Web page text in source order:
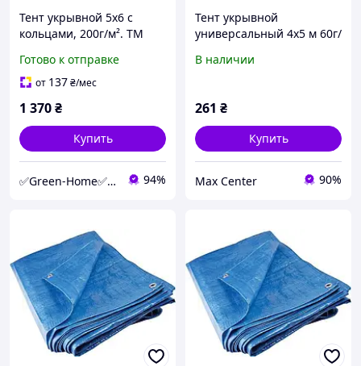
Тент укрывной 5х6 с
кольцами, 200г/м². ТМ
чёрный, +/- 5%. Прочный
и влагостойкий.
Готово к отправке
от 137₴/мес
1 370₴
Купить
✅Green-Home✅Интернет-магазин для сада, дома и авто. 94%
Тент укрывной
универсальный 4х5 м 60г/
В наличии
261 ₴
Купить
Max Center 90%